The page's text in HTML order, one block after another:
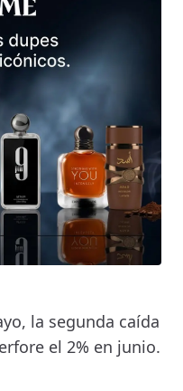
la segunda caída
el 2% en junio.